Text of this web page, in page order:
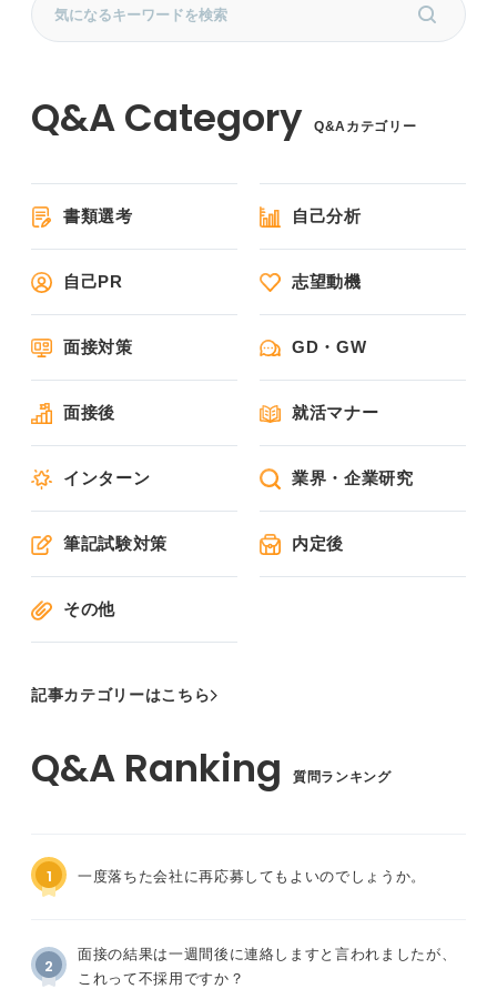
Q&Aカテゴリー
書類選考 自己分析
自己PR 志望動機
面接対策 GD・GW
面接後 就活マナー
インターン 業界・企業研究
筆記試験対策 内定後
その他
記事カテゴリーはこちら
質問ランキング
1 一度落ちた会社に再応募してもよいのでしょうか。
2
面接の結果は一週間後に連絡しますと言われましたが、
これって不採用ですか？